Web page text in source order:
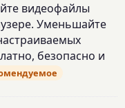
видеофайлы
Уменьшайте
безопасно и